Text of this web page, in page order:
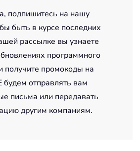
подпишитесь на нашу
быть в курсе последних
рассылке вы узнаете
программного
получите промокоды на
отправлять вам
письма или передавать
другим компаниям.